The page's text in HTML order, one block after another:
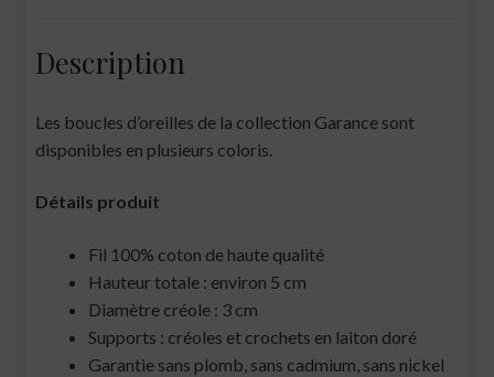
Description
Les boucles d’oreilles de la collection Garance sont
disponibles en plusieurs coloris.
Détails produit
Fil 100% coton de haute qualité
Hauteur totale : environ 5 cm
Diamètre créole : 3 cm
Supports : créoles et crochets en laiton doré
Garantie sans plomb, sans cadmium, sans nickel